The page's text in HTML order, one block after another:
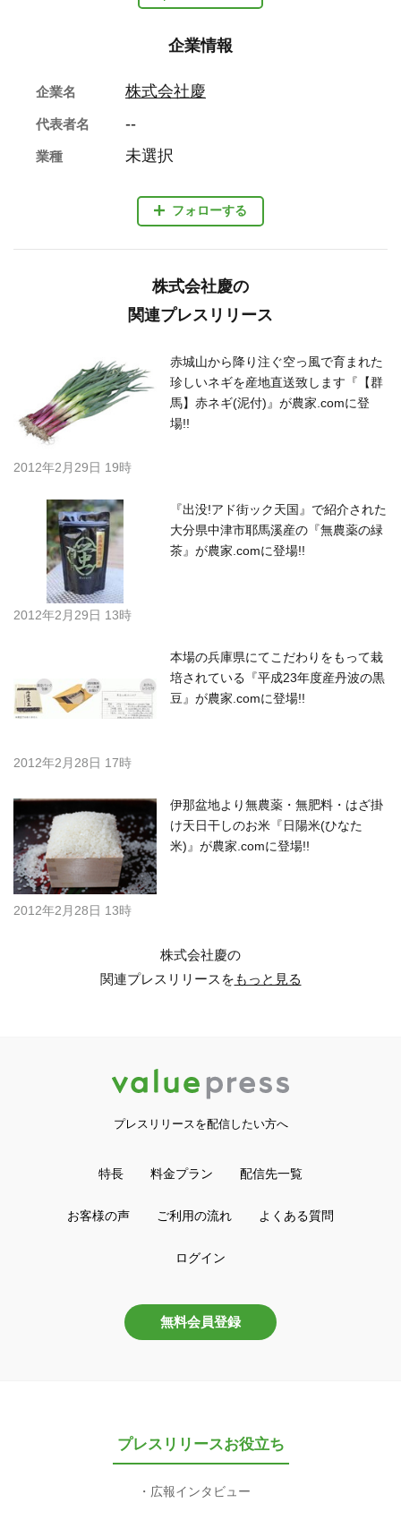
企業情報
フォローする
企業名 株式会社慶
代表者名 --
業種 未選択
株式会社慶の
関連プレスリリース
赤城山から降り注ぐ空っ風で育まれた
珍しいネギを産地直送致します『【群
馬】赤ネギ(泥付)』が農家.comに登
場!!
2012年2月29日 19時
『出没!アド街ック天国』で紹介された
大分県中津市耶馬溪産の『無農薬の緑
茶』が農家.comに登場!!
2012年2月29日 13時
本場の兵庫県にてこだわりをもって栽
培されている『平成23年度産丹波の黒
豆』が農家.comに登場!!
2012年2月28日 17時
伊那盆地より無農薬・無肥料・はざ掛
け天日干しのお米『日陽米(ひなた
米)』が農家.comに登場!!
2012年2月28日 13時
株式会社慶の
関連プレスリリースをもっと見る
プレスリリースを配信したい方へ
特長 料金プラン 配信先一覧
お客様の声 ご利用の流れ よくある質問
ログイン
無料会員登録
プレスリリースお役立ち
広報インタビュー